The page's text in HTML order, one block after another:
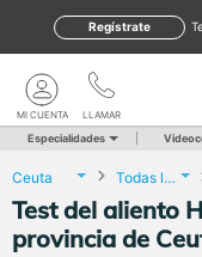
Regístrate
LLAMAR
MI CUENTA
Especialidades
Ceuta Todas las localidades
Test del aliento
provincia de